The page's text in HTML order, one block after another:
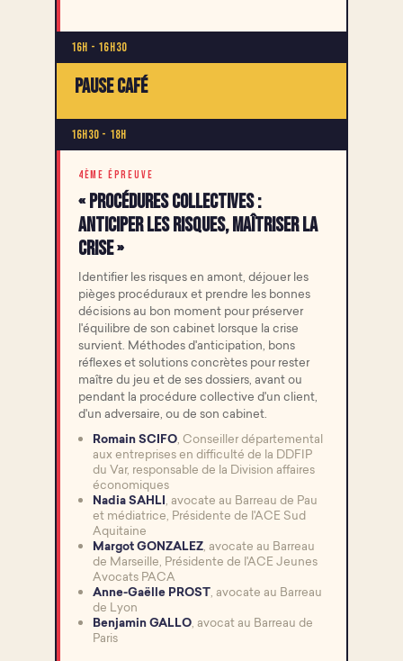
16h - 16h30
Pause café
16h30 - 18h
4ÈME ÉPREUVE
« Procédures collectives :
anticiper les risques, maîtriser la
crise »
Identifier les risques en amont, déjouer les
pièges procéduraux et prendre les bonnes
décisions au bon moment pour préserver
l'équilibre de son cabinet lorsque la crise
survient. Méthodes d'anticipation, bons
réflexes et solutions concrètes pour rester
maître du jeu et de ses dossiers, avant ou
pendant la procédure collective d'un client,
d'un adversaire, ou de son cabinet.
Romain SCIFO, Conseiller départemental
aux entreprises en difficulté de la DDFIP
du Var, responsable de la Division affaires
économiques
Nadia SAHLI , avocate au Barreau de Pau
et médiatrice, Présidente de l'ACE Sud
Aquitaine
Margot GONZALEZ, avocate au Barreau
de Marseille, Présidente de l'ACE Jeunes
Avocats PACA
Anne-Gaëlle PROST, avocate au Barreau
de Lyon
Benjamin GALLO, avocat au Barreau de
Paris